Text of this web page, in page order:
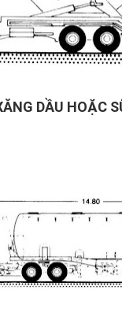
ĂNG DẦU HOẶC S